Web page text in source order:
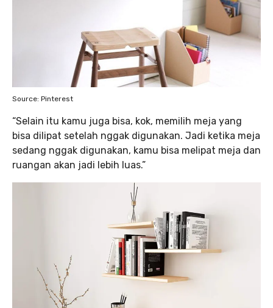
Source: Pinterest
“Selain itu kamu juga bisa, kok, memilih meja yang
bisa dilipat setelah nggak digunakan. Jadi ketika meja
sedang nggak digunakan, kamu bisa melipat meja dan
ruangan akan jadi lebih luas.”